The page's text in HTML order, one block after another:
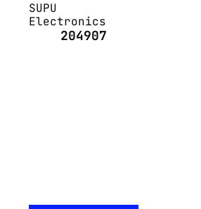
SUPU
Electronics
204907